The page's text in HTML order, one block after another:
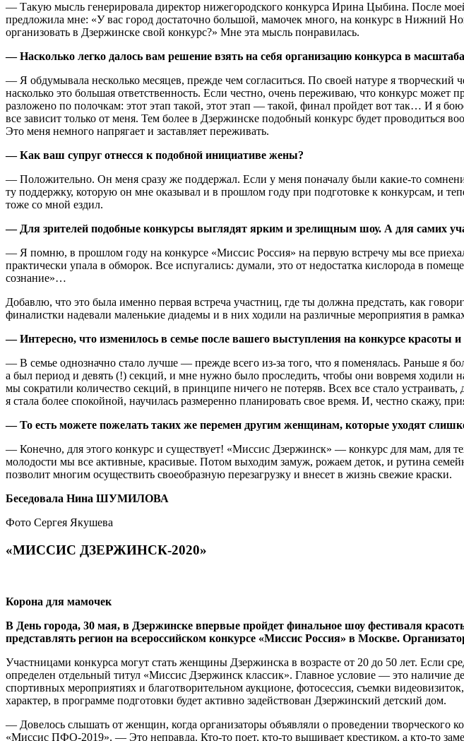
— Такую мысль генерировала директор нижегородского конкурса Ирина Цыбина. После
предложила мне: «У вас город достаточно большой, мамочек много, на конкурс в Нижний
организовать в Дзержинске свой конкурс?» Мне эта мысль понравилась.
— Насколько легко далось вам решение взять на себя организацию конкурса в
— Я обдумывала несколько месяцев, прежде чем согласиться. По своей натуре я
насколько это большая ответственность. Если честно, очень переживаю, что конкурс
разложено по полочкам: этот этап такой, этот этап — такой, финал пройдет вот так… И я
все зависит только от меня. Тем более в Дзержинске подобный конкурс будет
Это меня немного напрягает и заставляет переживать.
— Как ваш супруг отнесся к подобной инициативе жены?
— Положительно. Он меня сразу же поддержал. Если у меня поначалу были какие-то
ту поддержку, которую он мне оказывал и в прошлом году при подготовке к конкурсам, и
тоже со мной ездил.
— Для зрителей подобные конкурсы выглядят ярким и зрелищным шоу. А для самих
— Я помню, в прошлом году на конкурсе «Миссис Россия» на первую встречу мы все
практически упала в обморок. Все испугались: думали, это от недостатка кислорода в
сознание»…
Добавлю, что это была именно первая встреча участниц, где ты должна предстать, как
финалистки надевали маленькие диадемы и в них ходили на различные мероприятия в
— Интересно, что изменилось в семье после вашего выступления на конкурсе красоты и
— В семье однозначно стало лучше — прежде всего из-за того, что я поменялась. Раньше я
а был период и девять (!) секций, и мне нужно было проследить, чтобы они вовремя ходили
мы сократили количество секций, в принципе ничего не потеряв. Всех все стало
я стала более спокойной, научилась размеренно планировать свое время. И, честно скажу,
— То есть можете пожелать таких же перемен другим женщинам, которые уходят
— Конечно, для этого конкурс и существует! «Миссис Дзержинск» — конкурс для мам, для
молодости мы все активные, красивые. Потом выходим замуж, рожаем деток, и рутина
позволит многим осуществить своеобразную перезагрузку и внесет в жизнь свежие краски.
Беседовала Нина ШУМИЛОВА
Фото Сергея Якушева
«МИССИС ДЗЕРЖИНСК-2020»
Корона для мамочек
В День города, 30 мая, в Дзержинске впервые пройдет финальное шоу фестиваля
представлять регион на всероссийском конкурсе «Миссис Россия» в Москве.
Участницами конкурса могут стать женщины Дзержинска в возрасте от 20 до 50 лет. Если
определен отдельный титул «Миссис Дзержинск классик». Главное условие — это наличие
спортивных мероприятиях и благотворительном аукционе, фотосессия, съемки
характер, в программе подготовки будет активно задействован Дзержинский детский дом.
— Довелось слышать от женщин, когда организаторы объявляли о проведении творческого
«Миссис ПФО-2019». — Это неправда. Кто-то поет, кто-то вышивает крестиком, а кто-то